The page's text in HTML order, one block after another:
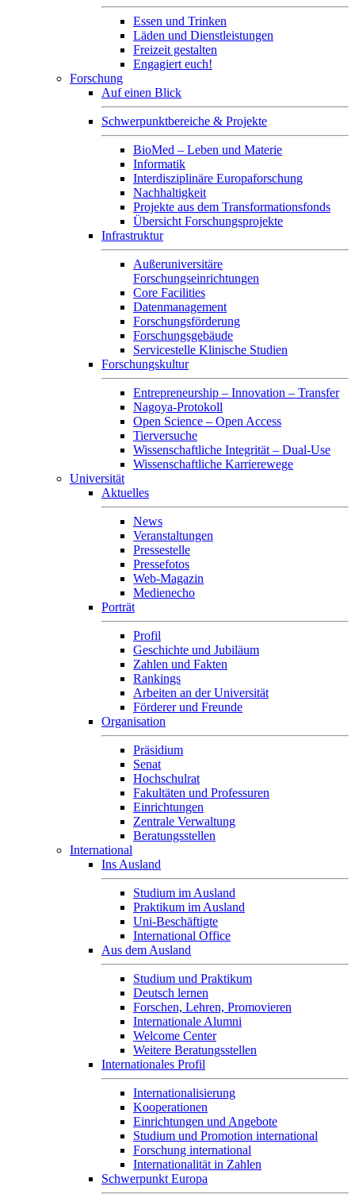
Essen und Trinken
Läden und Dienstleistungen
Freizeit gestalten
Engagiert euch!
Forschung
Auf einen Blick
Schwerpunktbereiche & Projekte
BioMed – Leben und Materie
Informatik
Interdisziplinäre Europaforschung
Nachhaltigkeit
Projekte aus dem Transformationsfonds
Übersicht Forschungsprojekte
Infrastruktur
Außeruniversitäre
Forschungseinrichtungen
Core Facilities
Datenmanagement
Forschungsförderung
Forschungsgebäude
Servicestelle Klinische Studien
Forschungskultur
Entrepreneurship – Innovation – Transfer
Nagoya-Protokoll
Open Science – Open Access
Tierversuche
Wissenschaftliche Integrität – Dual-Use
Wissenschaftliche Karrierewege
Universität
Aktuelles
News
Veranstaltungen
Pressestelle
Pressefotos
Web-Magazin
Medienecho
Porträt
Profil
Geschichte und Jubiläum
Zahlen und Fakten
Rankings
Arbeiten an der Universität
Förderer und Freunde
Organisation
Präsidium
Senat
Hochschulrat
Fakultäten und Professuren
Einrichtungen
Zentrale Verwaltung
Beratungsstellen
International
Ins Ausland
Studium im Ausland
Praktikum im Ausland
Uni-Beschäftigte
International Office
Aus dem Ausland
Studium und Praktikum
Deutsch lernen
Forschen, Lehren, Promovieren
Internationale Alumni
Welcome Center
Weitere Beratungsstellen
Internationales Profil
Internationalisierung
Kooperationen
Einrichtungen und Angebote
Studium und Promotion international
Forschung international
Internationalität in Zahlen
Schwerpunkt Europa